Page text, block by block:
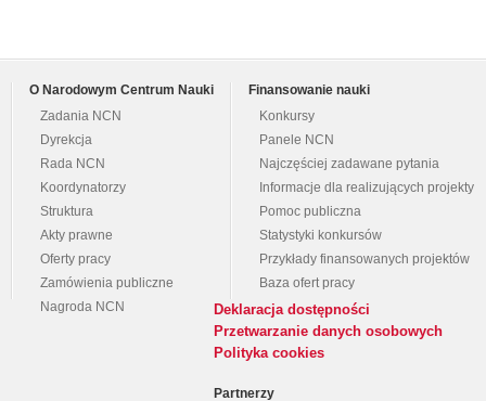
O Narodowym Centrum Nauki
Zadania NCN
Dyrekcja
Rada NCN
Koordynatorzy
Struktura
Akty prawne
Oferty pracy
Zamówienia publiczne
Nagroda NCN
Finansowanie nauki
Konkursy
Panele NCN
Najczęściej zadawane pytania
Informacje dla realizujących projekty
Pomoc publiczna
Statystyki konkursów
Przykłady finansowanych projektów
Baza ofert pracy
Deklaracja dostępności
Przetwarzanie danych osobowych
Polityka cookies
Partnerzy